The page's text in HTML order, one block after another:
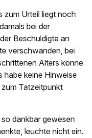
zum Urteil liegt noch
bei der
Beschuldigte an
verschwanden, bei
Alters könne
habe keine Hinweise
Tatzeitpunkt
dankbar gewesen
leuchte nicht ein.